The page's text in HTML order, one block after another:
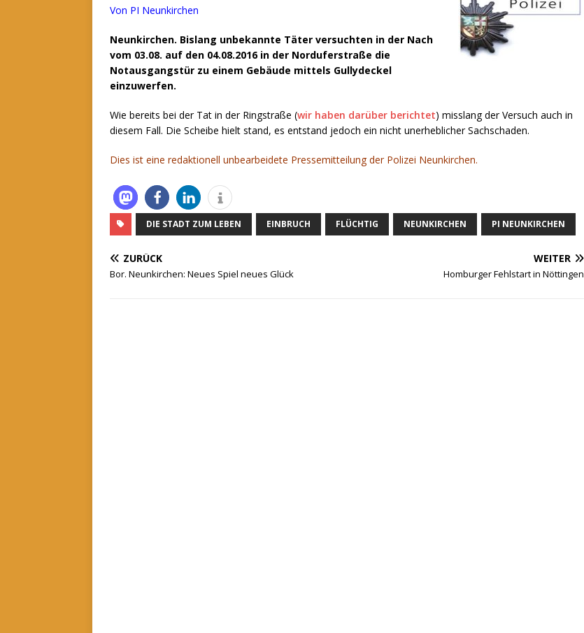
Von PI Neunkirchen
Neunkirchen. Bislang unbekannte Täter versuchten in der Nach
vom 03.08. auf den 04.08.2016 in der Norduferstraße die
Notausgangstür zu einem Gebäude mittels Gullydeckel
einzuwerfen.
Wie bereits bei der Tat in der Ringstraße (wir haben darüber berichtet) misslang der Versuch auch in
diesem Fall. Die Scheibe hielt stand, es entstand jedoch ein nicht unerheblicher Sachschaden.
Dies ist eine redaktionell unbearbeidete Pressemitteilung der Polizei Neunkirchen.
DIE STADT ZUM LEBEN EINBRUCH FLÜCHTIG NEUNKIRCHEN PI NEUNKIRCHEN
ZURÜCK
Bor. Neunkirchen: Neues Spiel neues Glück
WEITER
Homburger Fehlstart in Nöttingen